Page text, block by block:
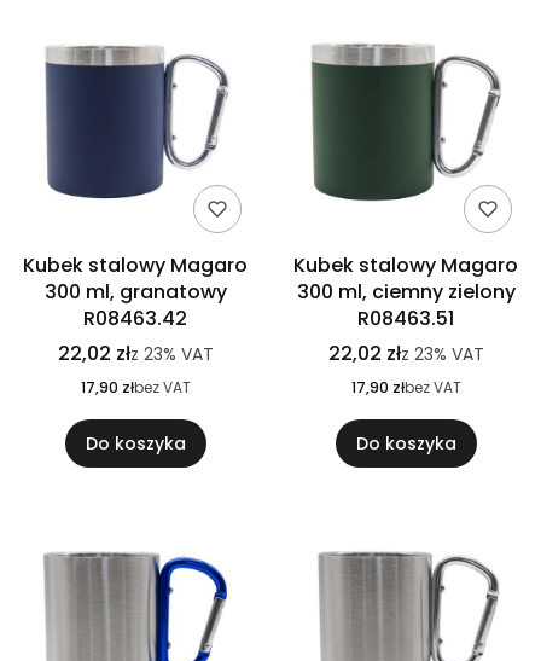
Kubek stalowy Magaro
300 ml, granatowy
R08463.42
22,02 złz 23% VAT
17,90 złbez VAT
Do koszyka
Kubek stalowy Magaro
300 ml, ciemny zielony
R08463.51
22,02 złz 23% VAT
17,90 złbez VAT
Do koszyka